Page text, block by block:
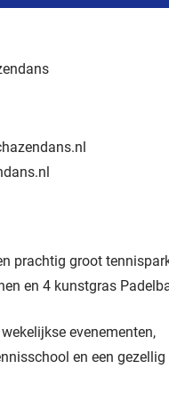
prachtig groot
en 4 kunstgras
evenementen,
en een